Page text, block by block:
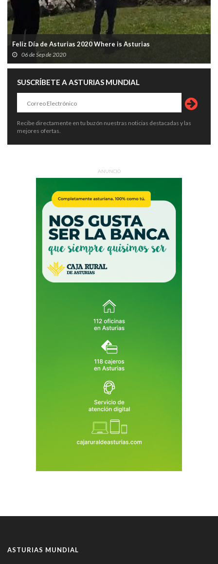
Feliz Día de Asturias 2020 Where is Asturias
06 de Sep de 2020
SUSCRÍBETE A ASTURIAS MUNDIAL
Recibe directamente en tu buzón nuestras noticias destacadas y las
mejores ofertas.
ANUNCIO
ASTURIAS MUNDIAL